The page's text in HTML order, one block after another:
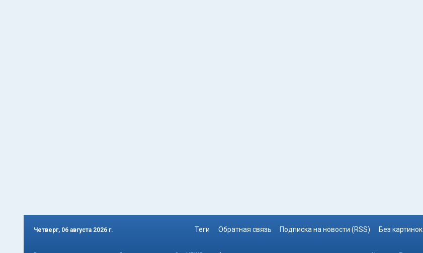
Четверг, 06 августа 2026 г. Теги Обратная связь Подписка на новости (RSS) Без картинок